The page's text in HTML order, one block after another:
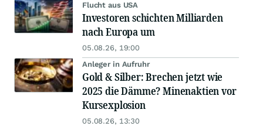
Flucht aus USA
Investoren schichten Milliarden
nach Europa um
05.08.26, 19:00
Anleger in Aufruhr
Gold & Silber: Brechen jetzt wie
2025 die Dämme? Minenaktien vor
Kursexplosion
05.08.26, 13:30